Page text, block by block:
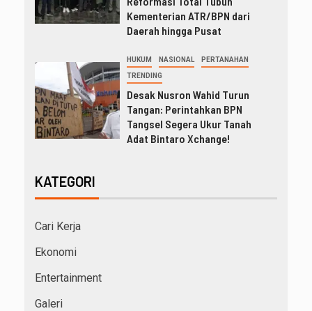
Kementerian ATR/BPN dari
Daerah hingga Pusat
HUKUM NASIONAL PERTANAHAN
TRENDING
Desak Nusron Wahid Turun
Tangan: Perintahkan BPN
Tangsel Segera Ukur Tanah
Adat Bintaro Xchange!
KATEGORI
Cari Kerja
Ekonomi
Entertainment
Galeri